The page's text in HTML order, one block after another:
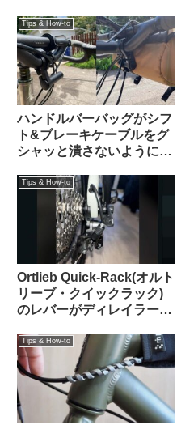
示板から）
Tips & How-to
ハンドルバーバッグがシフ
ト&ブレーキケーブルをグ
シャッと潰さないようにす
掲示板から）
Tips & How-to
Ortlieb Quick-Rack(オルト
リーブ・クイックラック)
のレバーがディレイラーの
する時の解決法
Tips & How-to